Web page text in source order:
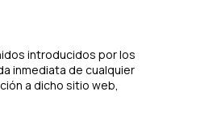
introducidos por los
inmediata de cualquier
a dicho sitio web,